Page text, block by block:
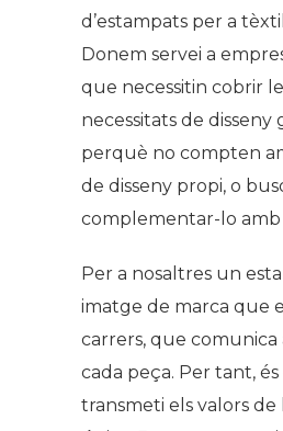
d’estampats per a
Donem servei a
que necessitin cobrir
necessitats de disseny
perquè no compten
de disseny propi, o
complementar-lo amb
Per a nosaltres un
imatge de marca que
carrers, que comunica
cada peça. Per tant,
transmeti els valors de